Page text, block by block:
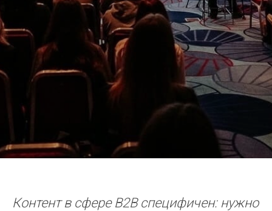
Контент в сфере B2B специфичен: нужно